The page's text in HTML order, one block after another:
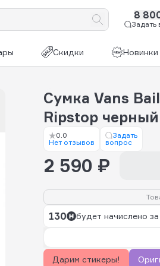
8
Задать
Скидки Новинки
Сумка Vans
Ripstop черный
0.0
Нет отзывов
Задать
вопрос
2 590 ₽
130 будет начислено
Дарим стикеры!